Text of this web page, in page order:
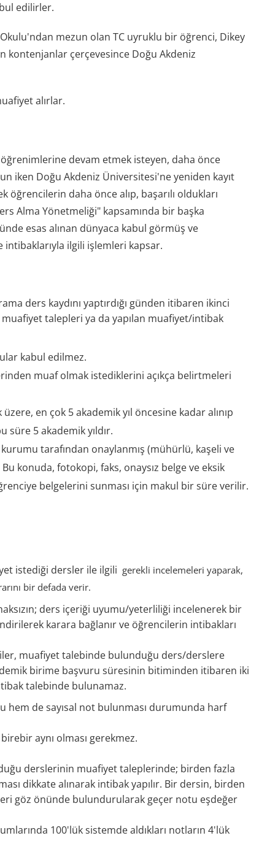
edilirler.
mezun olan TC uyruklu bir öğrenci, Dikey
kontenjanlar çerçevesince Doğu Akdeniz
alırlar.
devam etmek isteyen, daha önce
iken Doğu Akdeniz Üniversitesi'ne yeniden kayıt
daha önce alıp, başarılı oldukları
Alma Yönetmeliği" kapsamında bir başka
esas alınan dünyaca kabul görmüş ve
intibaklarıyla ilgili işlemleri kapsar.
ders kaydını yaptırdığı günden itibaren ikinci
muafiyet talepleri ya da yapılan muafiyet/intibak
kabul edilmez.
muaf olmak istediklerini açıkça belirtmeleri
en çok 5 akademik yıl öncesine kadar alınıp
süre 5 akademik yıldır.
tarafından onaylanmış (mühürlü, kaşeli ve
konuda, fotokopi, faks, onaysız belge ve eksik
belgelerini sunması için makul bir süre verilir.
istediği dersler ile ilgili gerekli incelemeleri yaparak,
bir defada verir.
ders içeriği uyumu/yeterliliği incelenerek bir
karara bağlanır ve öğrencilerin intibakları
muafiyet talebinde bulunduğu ders/derslere
birime başvuru süresinin bitiminden itibaren iki
talebinde bulunamaz.
de sayısal not bulunması durumunda harf
aynı olması gerekmez.
derslerinin muafiyet taleplerinde; birden fazla
dikkate alınarak intibak yapılır. Bir dersin, birden
göz önünde bulundurularak geçer notu eşdeğer
100'lük sistemde aldıkları notların 4'lük